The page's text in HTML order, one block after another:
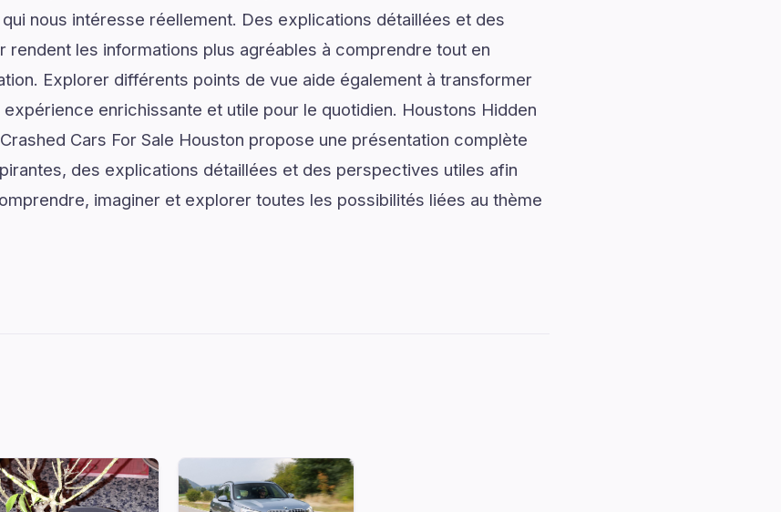
nous intéresse réellement. Des explications détaillées et des
rendent les informations plus agréables à comprendre tout en
Explorer différents points de vue aide également à transformer
enrichissante et utile pour le quotidien. Houstons Hidden
Cars For Sale Houston propose une présentation complète
des explications détaillées et des perspectives utiles afin
imaginer et explorer toutes les possibilités liées au thème